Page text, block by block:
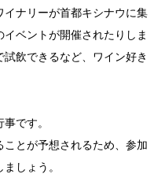
ナリーが首都キシナウに集
ベントが開催されたりしま
飲できるなど、ワイン好き
です。
とが予想されるため、参加
しょう。